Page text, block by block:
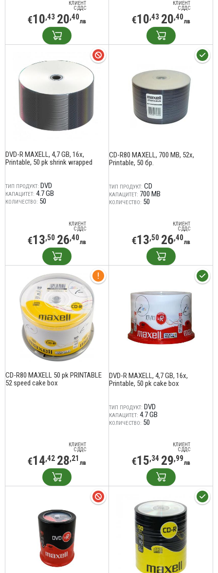
КЛИЕНТ
С ДДС
€10,43 20,40лв
КЛИЕНТ
С ДДС
€10,43 20,40лв
DVD-R MAXELL, 4,7 GB, 16x,
Printable, 50 pk shrink wrapped
ТИП ПРОДУКТ: DVD
КАПАЦИТЕТ: 4.7 GB
КОЛИЧЕСТВО: 50
КЛИЕНТ
С ДДС
€13,50 26,40лв
CD-R80 MAXELL, 700 MB, 52x,
Printable, 50 бр.
ТИП ПРОДУКТ: CD
КАПАЦИТЕТ: 700 MB
КОЛИЧЕСТВО: 50
КЛИЕНТ
С ДДС
€13,50 26,40лв
CD-R80 MAXELL 50 pk PRINTABLE
52 speed cake box
КЛИЕНТ
С ДДС
€14,42 28,21 лв
DVD-R MAXELL, 4,7 GB, 16x,
Printable, 50 pk cake box
ТИП ПРОДУКТ: DVD
КАПАЦИТЕТ: 4.7 GB
КОЛИЧЕСТВО: 50
КЛИЕНТ
С ДДС
€15,34 29,99лв